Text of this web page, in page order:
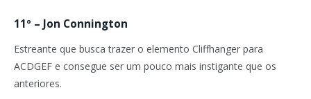
11º – Jon Connington
Estreante que busca trazer o elemento Cliffhanger para
ACDGEF e consegue ser um pouco mais instigante que os
anteriores.